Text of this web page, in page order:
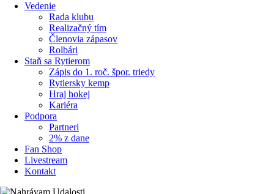
Vedenie
Rada klubu
Realizačný tím
Členovia zápasov
Rolbári
Staň sa Rytierom
Zápis do 1. roč. špor. triedy
Rytiersky kemp
Hraj hokej
Kariéra
Podpora
Partneri
2% z dane
Fan Shop
Livestream
Kontakt